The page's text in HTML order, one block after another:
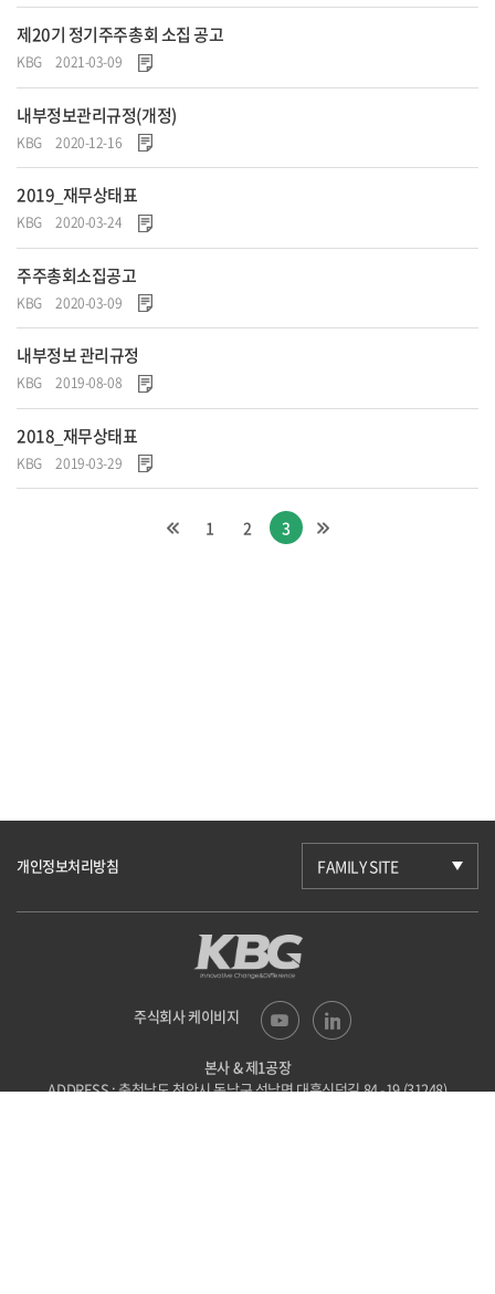
제20기 정기주주총회 소집 공고
KBG 2021-03-09
내부정보관리규정(개정)
KBG 2020-12-16
2019_재무상태표
KBG 2020-03-24
주주총회소집공고
KBG 2020-03-09
내부정보 관리규정
KBG 2019-08-08
2018_재무상태표
KBG 2019-03-29
1 2 3
개인정보처리방침 FAMILY SITE
주식회사 케이비지
본사 & 제1공장
ADDRESS : 충청남도 천안시 동남구 성남면대흥신덕길 84 -19 (31248)